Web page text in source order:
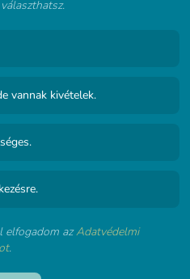
vannak kivételek.
elfogadom azAdatvédelmi
.